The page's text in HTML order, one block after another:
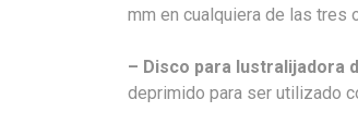
mm en cualquiera de las tres
– Disco para lustralijadora
deprimido para ser utilizado